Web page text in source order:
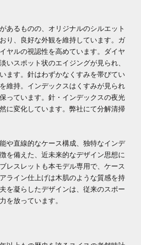
あるものの、オリジナルのシルエット
り、良好な外観を維持しています。ガ
ヤルの視認性を高めています。ダイヤ
いスポット状のエイジングが見られ、
ます。針はわずかなくすみを帯びてい
維持。インデックスはくすみが見られ
っています。針・インデックスの夜光
に変化しています。弊社にて分解清掃
や直線的なケース構成、独特なインデ
を備えた、近未来的なデザイン思想に
レスレットも本モデル専用で、ケース
ライン仕上げは木肌のような質感を持
を凝らしたデザインは、従来のスポー
を放っています。